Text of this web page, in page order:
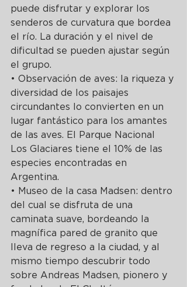
puede disfrutar y explorar los
senderos de curvatura que bordea
el río. La duración y el nivel de
dificultad se pueden ajustar según
el grupo.
• Observación de aves: la riqueza y
diversidad de los paisajes
circundantes lo convierten en un
lugar fantástico para los amantes
de las aves. El Parque Nacional
Los Glaciares tiene el 10% de las
especies encontradas en
Argentina.
• Museo de la casa Madsen: dentro
del cual se disfruta de una
caminata suave, bordeando la
magnífica pared de granito que
lleva de regreso a la ciudad, y al
mismo tiempo descubrir todo
sobre Andreas Madsen, pionero y